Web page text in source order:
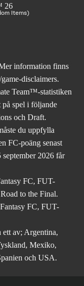
Items)
information finns
/game-disclaimers.
Team™-statistiken
på spel i följande
och Draft.
du uppfylla
FC-poäng senast
2026 får
FC, FUT-
to the Final.
FC, FUT-
ett av; Argentina,
Mexiko,
och USA.